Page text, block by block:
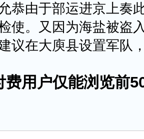
恭由于部运进京上奏
使。又因为海盐被盗
议在大庾县设置军队
用户仅能浏览前